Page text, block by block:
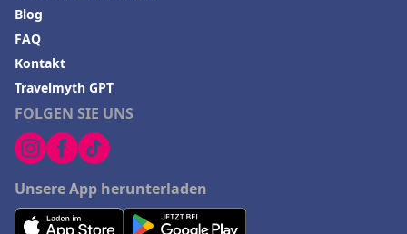
FOLGEN SIE UNS
Unsere App herunterladen
Blog
FAQ
Kontakt
Travelmyth GPT